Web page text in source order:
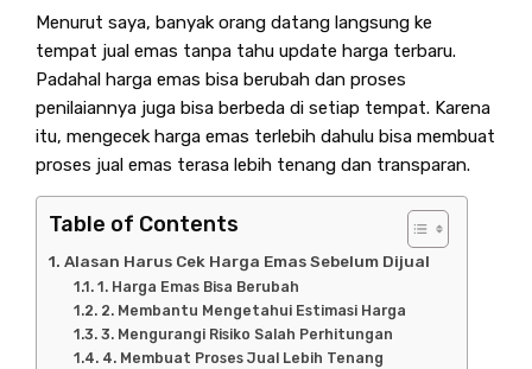
Menurut saya, banyak orang datang langsung ke
tempat jual emas tanpa tahu update harga terbaru.
Padahal harga emas bisa berubah dan proses
penilaiannya juga bisa berbeda di setiap tempat. Karena
itu, mengecek harga emas terlebih dahulu bisa membuat
proses jual emas terasa lebih tenang dan transparan.
Table of Contents
Alasan Harus Cek Harga Emas Sebelum Dijual
1. Harga Emas Bisa Berubah
2. Membantu Mengetahui Estimasi Harga
3. Mengurangi Risiko Salah Perhitungan
4. Membuat Proses Jual Lebih Tenang